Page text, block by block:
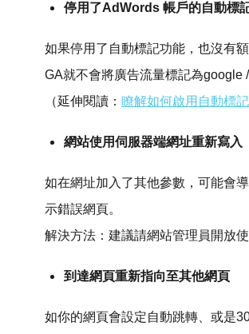
停用了AdWords 帳戶的自動標
如果停用了自動標記功能，也沒有
GA就不會將廣告流量標記為google
（延伸閱讀： 瞭解如何啟用自動標記
網站使用伺服器端網址重新寫入
如在網址加入了其他參數，可能會
示錯誤網頁。
解決方法：建議請網站管理員開放使
到達網頁重新指向至其他網頁
如你的網頁會設定自動跳轉、或是